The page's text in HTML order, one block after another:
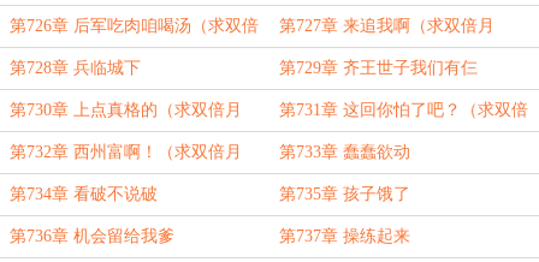
第726章 后军吃肉咱喝汤（求双倍
月票！）
第727章 来追我啊（求双倍月
票！）
第728章 兵临城下 第729章 齐王世子我们有仨
第730章 上点真格的（求双倍月
票）
第731章 这回你怕了吧？（求双倍
月票！）
第732章 西州富啊！（求双倍月
票！）
第733章 蠢蠢欲动
第734章 看破不说破 第735章 孩子饿了
第736章 机会留给我爹 第737章 操练起来